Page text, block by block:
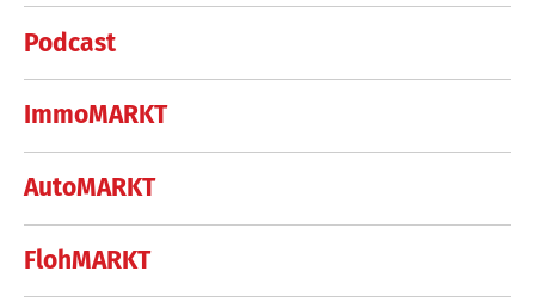
Podcast
ImmoMARKT
AutoMARKT
FlohMARKT